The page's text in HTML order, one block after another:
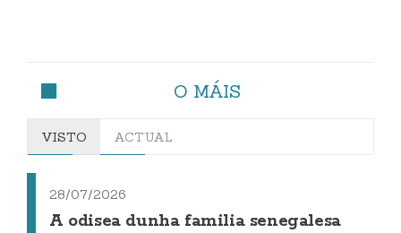
O MÁIS
VISTO ACTUAL
28/07/2026
A odisea dunha familia senegalesa